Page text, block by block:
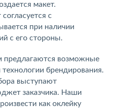
макет.
с
при наличии
с его стороны.
предлагаются возможные
брендирования.
выступают
заказчика. Наши
как оклейку